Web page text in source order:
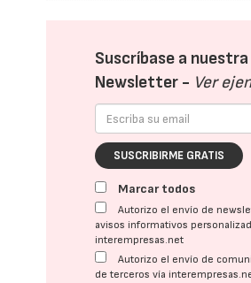
Suscríbase a nuestra
Newsletter - Ver
SUSCRIBIRME GRATIS
Marcar todos
Autorizo el envío de
avisos informativos
interempresas.net
Autorizo el envío de
de terceros vía